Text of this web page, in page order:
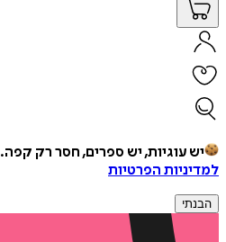
יש עוגיות, יש ספרים, חסר רק קפה.
למדיניות הפרטיות
הבנתי